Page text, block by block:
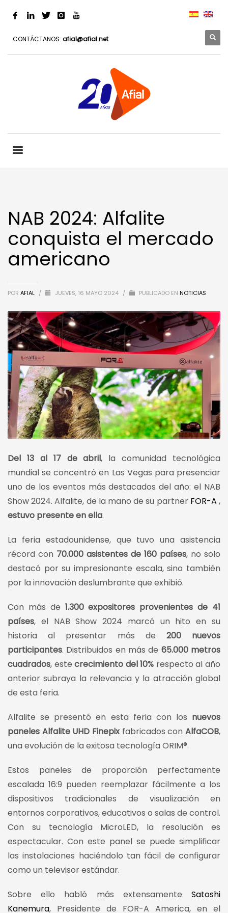
CONTÁCTANOS: afial@afial.net
NAB 2024: Alfalite
conquista el mercado
americano
POR AFIAL / JUEVES, 16 MAYO 2024 / PUBLICADO EN NOTICIAS
Del 13 al 17 de abril, la comunidad tecnológica
mundial se concentró en Las Vegas para presenciar
uno de los eventos más destacados del año: el NAB
Show 2024. Alfalite, de la mano de su partner FOR-A,
estuvo presente en ella.
La feria estadounidense, que tuvo una asistencia
récord con 70.000 asistentes de 160 países, no solo
destacó por su impresionante escala, sino también
por la innovación deslumbrante que exhibió.
Con más de 1.300 expositores provenientes de 41
países, el NAB Show 2024 marcó un hito en su
historia al presentar más de 200 nuevos
participantes. Distribuidos en más de 65.000 metros
cuadrados, estecrecimiento del 10% respecto al año
anterior subraya la relevancia y la atracción global
de esta feria.
Alfalite se presentó en esta feria con los nuevos
paneles Alfalite UHD Finepix fabricados con AlfaCOB,
una evolución de la exitosa tecnología ORIM®.
Estos paneles de proporción perfectamente
escalada 16:9 pueden reemplazar fácilmente a los
dispositivos tradicionales de visualización en
entornos corporativos, educativos o salas de control.
Con su tecnología MicroLED, la resolución es
espectacular. Con este panel se puede simplificar
las instalaciones haciéndolo tan fácil de configurar
como un televisor estándar.
Sobre ello habló más extensamente Satoshi
Kanemura, Presidente de FOR-A America, en el